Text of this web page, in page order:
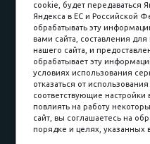
Карьера в компании
cookie, будет передаваться
Яндекса в ЕС и Российской
обрабатывать эту
вами сайта, составления
нашего сайта, и
обрабатывает эту
условиях использования
отказаться от
соответствующие
повлиять на работу
сайт, вы соглашаетесь на
порядке и целях, указанных